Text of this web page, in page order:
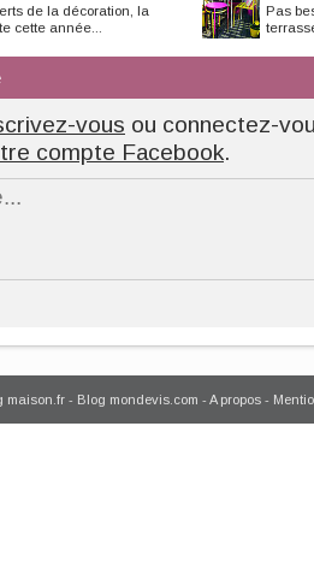
de la décoration, la
cette année...
Pas
vous ou connectez-
compte Facebook.
maison.fr - Blog mondevis.com - A propos -